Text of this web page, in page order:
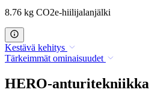
8.76 kg CO2e-hiilijalanjälki
Kestävä kehitys
Tärkeimmät ominaisuudet
HERO-anturitekniikka